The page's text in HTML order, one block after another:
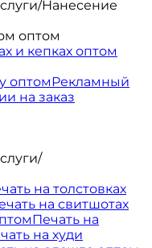
/Нанесение
оптом
и кепках оптом
оптомРекламный
на заказ
/
на толстовках
на свитшотах
Печать на
на худи